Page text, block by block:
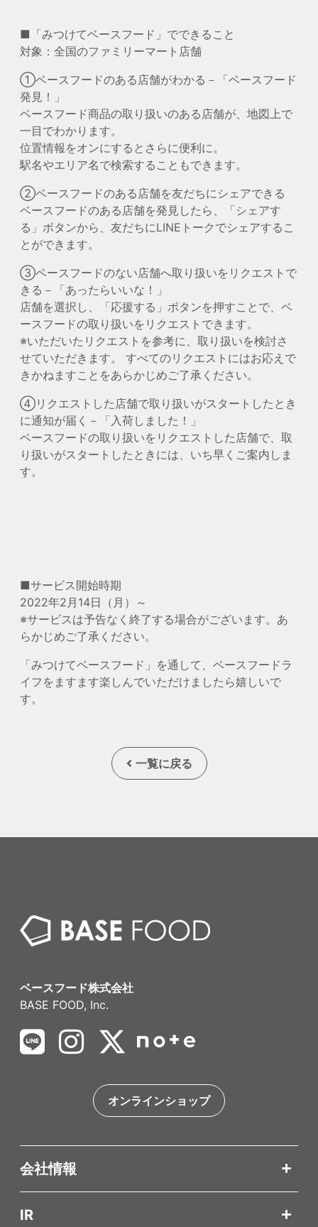
■「みつけてベースフード」でできること
対象：全国のファミリーマート店舗
①ベースフードのある店舗がわかる－「ベースフード
発見！」
ベースフード商品の取り扱いのある店舗が、地図上で
一目でわかります。
位置情報をオンにするとさらに便利に。
駅名やエリア名で検索することもできます。
②ベースフードのある店舗を友だちにシェアできる
ベースフードのある店舗を発見したら、「シェアす
る」ボタンから、友だちにLINEトークでシェアするこ
とができます。
③ベースフードのない店舗へ取り扱いをリクエストで
きる－「あったらいいな！」
店舗を選択し、「応援する」ボタンを押すことで、ベ
ースフードの取り扱いをリクエストできます。
※いただいたリクエストを参考に、取り扱いを検討さ
せていただきます。 すべてのリクエストにはお応えで
きかねますことをあらかじめご了承ください。
④リクエストした店舗で取り扱いがスタートしたとき
に通知が届く－「入荷しました！」
ベースフードの取り扱いをリクエストした店舗で、取
り扱いがスタートしたときには、いち早くご案内しま
す。
■サービス開始時期
2022年2月14日（月）～
※サービスは予告なく終了する場合がございます。あ
らかじめご了承ください。
「みつけてベースフード」を通して、ベースフードラ
イフをますます楽しんでいただけましたら嬉しいで
す。
一覧に戻る
ベースフード株式会社
BASE FOOD, Inc.
オンラインショップ
会社情報
IR